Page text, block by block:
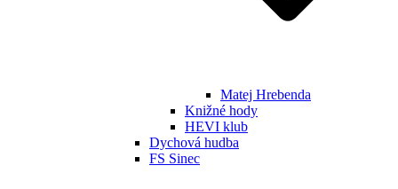
Matej Hrebenda
Knižné hody
HEVI klub
Dychová hudba
FS Sinec